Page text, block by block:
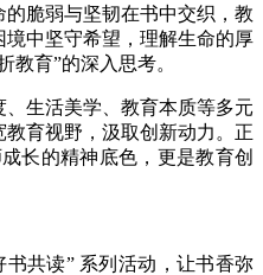
脆弱与坚韧在书中交织，教
中坚守希望，理解生命的厚
教育”的深入思考。
生活美学、教育本质等多元
育视野，汲取创新动力。正
长的精神底色，更是教育创
共读” 系列活动，让书香弥